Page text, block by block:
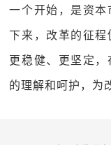
一个开始，是资
下来，改革的征
更稳健、更坚定
的理解和呵护，